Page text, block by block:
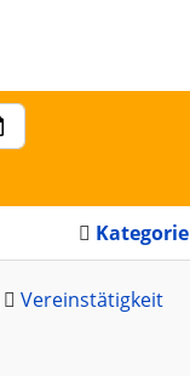
Kategorie
Vereinstätigkeit